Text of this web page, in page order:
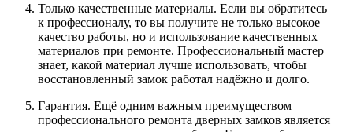
Только качественные материалы. Если вы обратитесь
к профессионалу, то вы получите не только высокое
качество работы, но и использование качественных
материалов при ремонте. Профессиональный мастер
знает, какой материал лучше использовать, чтобы
восстановленный замок работал надёжно и долго.
Гарантия. Ещё одним важным преимуществом
профессионального ремонта дверных замков является